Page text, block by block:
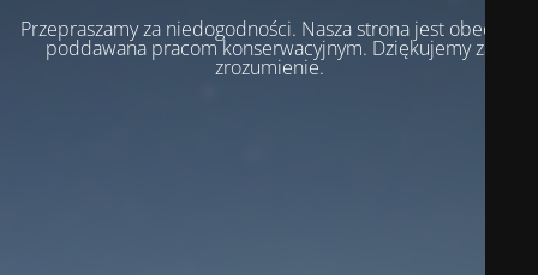
Przepraszamy za niedogodności. Nasza strona jest obecnie
poddawana pracom konserwacyjnym. Dziękujemy za
zrozumienie.